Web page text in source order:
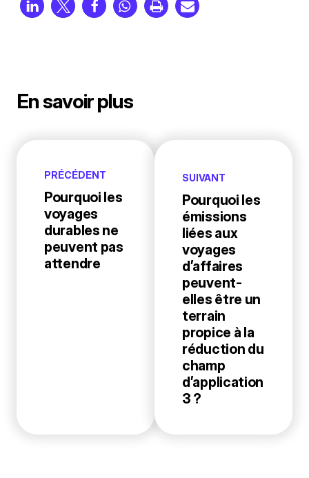
En savoir plus
PRÉCÉDENT
Pourquoi les
voyages
durables ne
peuvent pas
attendre
SUIVANT
Pourquoi les
émissions
liées aux
voyages
d’affaires
peuvent-
elles être un
terrain
propice à la
réduction du
champ
d’application
3 ?